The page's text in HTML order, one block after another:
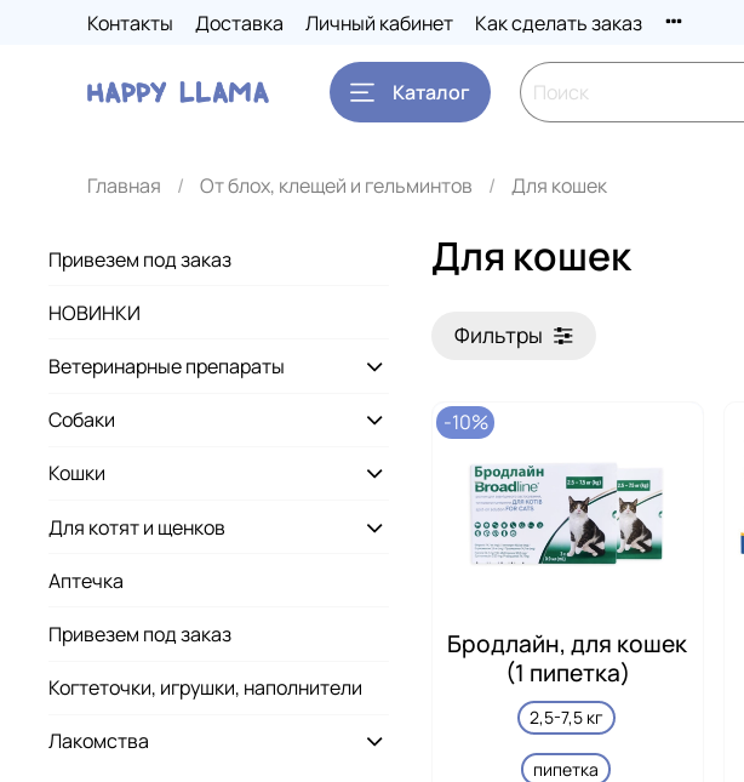
Контакты Доставка Личный кабинет Как сделать заказ
Каталог
Главная От блох, клещей и гельминтов Для кошек
Для кошек
Фильтры
-10%
Бродлайн, для кошек
(1 пипетка)
2,5-7,5 кг
пипетка
Привезем под заказ
НОВИНКИ
Ветеринарные препараты
Собаки
Кошки
Для котят и щенков
Аптечка
Привезем под заказ
Когтеточки, игрушки, наполнители
Лакомства